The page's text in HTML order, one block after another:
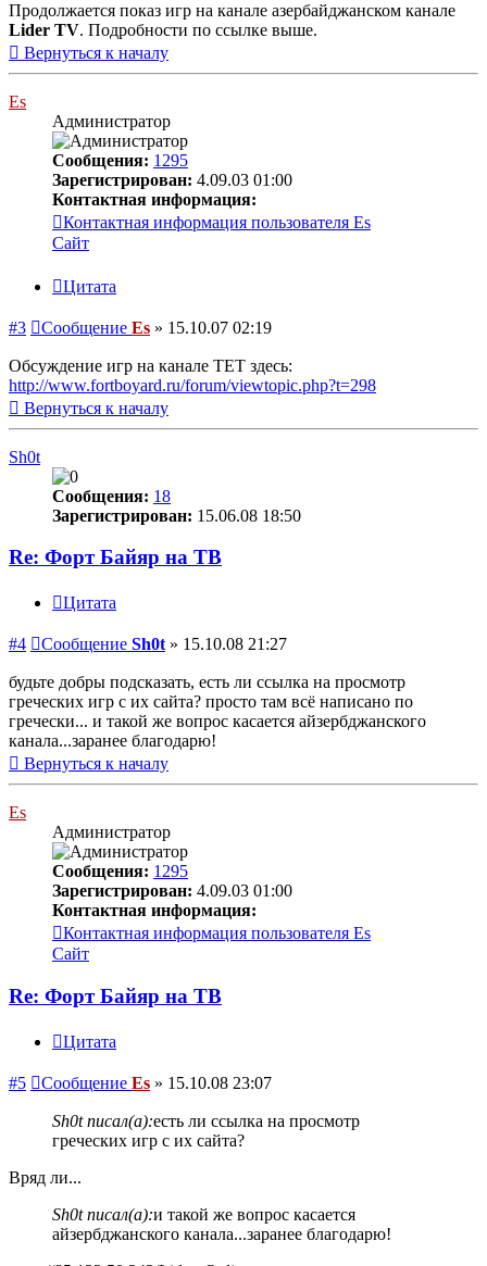
Продолжается показ игр на канале азербайджанском канале
Lider TV. Подробности по ссылке выше.
Вернуться к началу
Es
Администратор
Сообщения: 1295
Зарегистрирован: 4.09.03 01:00
Контактная информация:
Контактная информация пользователя Es
Сайт
Цитата
#3 Сообщение Es » 15.10.07 02:19
Обсуждение игр на канале ТЕТ здесь:
http://www.fortboyard.ru/forum/viewtopic.php?t=298
Вернуться к началу
Sh0t
Сообщения: 18
Зарегистрирован: 15.06.08 18:50
Re: Форт Байяр на ТВ
Цитата
#4 Сообщение Sh0t » 15.10.08 21:27
будьте добры подсказать, есть ли ссылка на просмотр
греческих игр с их сайта? просто там всё написано по
гречески... и такой же вопрос касается айзербджанского
канала...заранее благодарю!
Вернуться к началу
Es
Администратор
Сообщения: 1295
Зарегистрирован: 4.09.03 01:00
Контактная информация:
Контактная информация пользователя Es
Сайт
Re: Форт Байяр на ТВ
Цитата
#5 Сообщение Es » 15.10.08 23:07
Sh0t писал(а):есть ли ссылка на просмотр
греческих игр с их сайта?
Вряд ли...
Sh0t писал(а):и такой же вопрос касается
айзербджанского канала...заранее благодарю!